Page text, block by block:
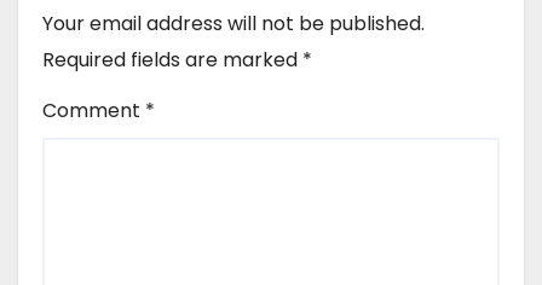
Your email address will not be published.
Required fields are marked *
Comment *